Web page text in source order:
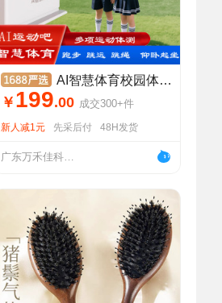
AI智慧体育校园体测一体机小学中考体考跳绳跳远仰卧起坐智能方案
￥ 199.00 成交300+件
新人减1元 先采后付 48H发货
广东万禾佳科技有限公司